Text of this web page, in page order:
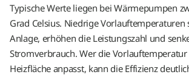
Typische Werte liegen bei Wärmepumpen
Grad Celsius. Niedrige Vorlauftemperaturen
Anlage, erhöhen die Leistungszahl und
Stromverbrauch. Wer die
Heizfläche anpasst, kann die Effizienz